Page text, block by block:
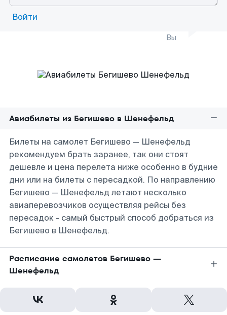
Войти
Вы
Авиабилеты из Бегишево в Шенефельд
Билеты на самолет Бегишево — Шенефельд
рекомендуем брать заранее, так они стоят
дешевле и цена перелета ниже особенно в будние
дни или на билеты с пересадкой. По направлению
Бегишево — Шенефельд летают несколько
авиаперевозчиков осуществляя рейсы без
пересадок - самый быстрый способ добраться из
Бегишево в Шенефельд.
Расписание самолетов Бегишево —
Шенефельд